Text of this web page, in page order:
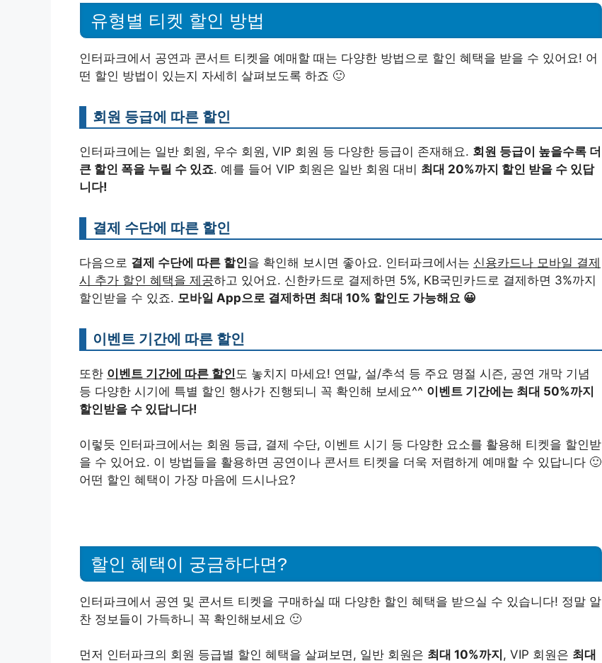
유형별 티켓 할인 방법
인터파크에서 공연과 콘서트 티켓을 예매할 때는 다양한 방법으로 할인 혜택을 받을 수 있어요! 어
떤 할인 방법이 있는지 자세히 살펴보도록 하죠 🙂
회원 등급에 따른 할인
인터파크에는 일반 회원, 우수 회원, VIP 회원 등 다양한 등급이 존재해요. 회원 등급이 높을수록 더
큰 할인 폭을 누릴 수 있죠. 예를 들어 VIP 회원은 일반 회원 대비 최대 20%까지 할인 받을 수 있답
니다!
결제 수단에 따른 할인
다음으로 결제 수단에 따른 할인을 확인해 보시면 좋아요. 인터파크에서는 신용카드나 모바일 결제
시 추가 할인 혜택을 제공하고 있어요. 신한카드로 결제하면 5%, KB국민카드로 결제하면 3%까지
할인받을 수 있죠. 모바일 App으로 결제하면 최대 10% 할인도 가능해요 😀
이벤트 기간에 따른 할인
또한 이벤트 기간에 따른 할인 도 놓치지 마세요! 연말, 설/추석 등 주요 명절 시즌, 공연 개막 기념
등 다양한 시기에 특별 할인 행사가 진행되니 꼭 확인해 보세요^^ 이벤트 기간에는 최대 50%까지
할인받을 수 있답니다!
이렇듯 인터파크에서는 회원 등급, 결제 수단, 이벤트 시기 등 다양한 요소를 활용해 티켓을 할인받
을 수 있어요. 이 방법들을 활용하면 공연이나 콘서트 티켓을 더욱 저렴하게 예매할 수 있답니다 🙂
어떤 할인 혜택이 가장 마음에 드시나요?
할인 혜택이 궁금하다면?
인터파크에서 공연 및 콘서트 티켓을 구매하실 때 다양한 할인 혜택을 받으실 수 있습니다! 정말 알
찬 정보들이 가득하니 꼭 확인해보세요 🙂
먼저 인터파크의 회원 등급별 할인 혜택을 살펴보면, 일반 회원은 최대 10%까지 , VIP 회원은 최대